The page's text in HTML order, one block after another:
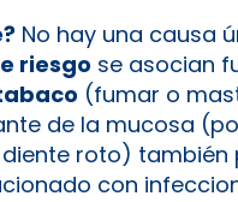
No hay una causa
riesgo se asocian
(fumar o
de la mucosa
roto) también
con